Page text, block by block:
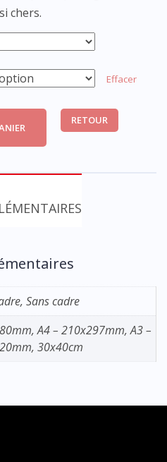
chers.
Effacer
RETOUR
Sans cadre
A4 – 210x297mm, A3 –
30x40cm